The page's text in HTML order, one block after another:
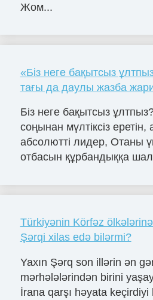
Жом...
«Біз неге бақытсыз
тағы да даулы жазба
Біз неге бақытсыз
соңынан мүлтіксіз еретін,
абсолютті лидер, Отаны
отбасын құрбандыққа
Türkiyənin Körfəz ölkələrinə
Şərqi xilas edə bilərmi?
Yaxın Şərq son illərin ən
mərhələlərindən birini
İrana qarşı həyata